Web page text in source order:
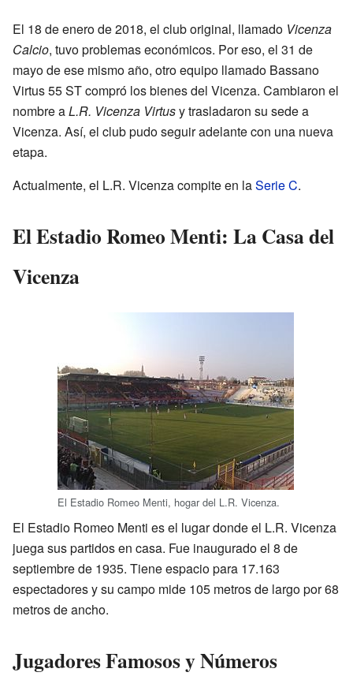
El 18 de enero de 2018, el club original, llamado Vicenza
Calcio, tuvo problemas económicos. Por eso, el 31 de
mayo de ese mismo año, otro equipo llamado Bassano
Virtus 55 ST compró los bienes del Vicenza. Cambiaron el
nombre aL.R. Vicenza Virtusy trasladaron su sede a
Vicenza. Así, el club pudo seguir adelante con una nueva
etapa.
Actualmente, el L.R. Vicenza compite en laSerie C.
El Estadio Romeo Menti: La Casa del
Vicenza
El Estadio Romeo Menti, hogar del L.R. Vicenza.
El Estadio Romeo Menti es el lugar donde el L.R. Vicenza
juega sus partidos en casa. Fue inaugurado el 8 de
septiembre de 1935. Tiene espacio para 17.163
espectadores y su campo mide 105 metros de largo por 68
metros de ancho.
Jugadores Famosos y Números